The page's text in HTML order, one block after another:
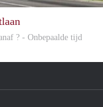
? - Onbepaalde tijd